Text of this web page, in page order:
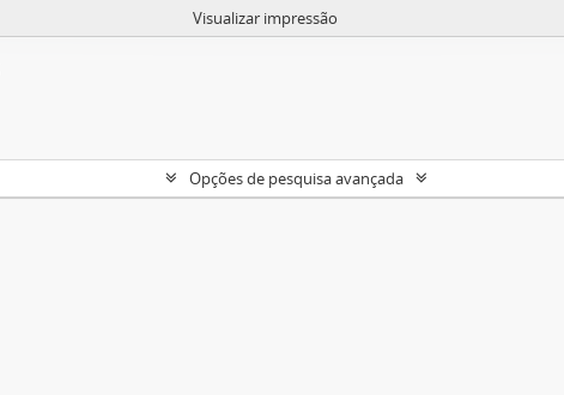
Visualizar impressão
Opções de pesquisa avançada